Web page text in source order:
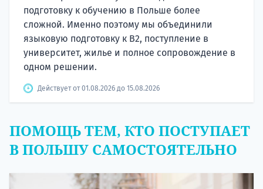
подготовку к обучению в Польше более
сложной. Именно поэтому мы объединили
языковую подготовку к В2, поступление в
университет, жилье и полное сопровождение в
одном решении.
Действует от 01.08.2026 до 15.08.2026
ПОМОЩЬ ТЕМ, КТО ПОСТУПАЕТ
В ПОЛЬШУ САМОСТОЯТЕЛЬНО